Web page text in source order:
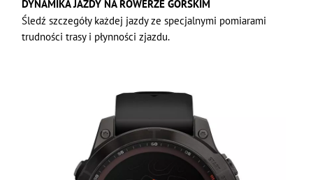
DYNAMIKA JAZDY NA ROWERZE GÓRSKIM
Śledź szczegóły każdej jazdy ze specjalnymi pomiarami
trudności trasy i płynności zjazdu.